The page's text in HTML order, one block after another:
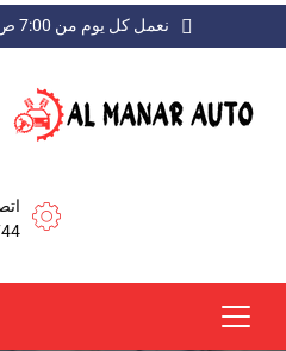
نعمل كل يوم من 7:00 ص حتى 9:00 م عدا الجمعة